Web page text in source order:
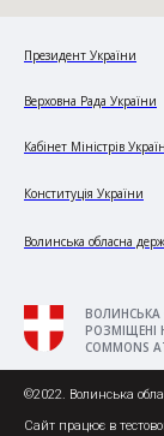
Президент України
Верховна Рада України
Кабінет Міністрів
Конституція України
Волинська обласна
ВОЛИНСЬКА
РОЗМІЩЕНІ
COMMONS
©2022. Волинська
Сайт працює в